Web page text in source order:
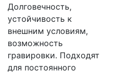
Долговечность,
устойчивость к
внешним условиям,
возможность
гравировки. Подходят
для постоянного